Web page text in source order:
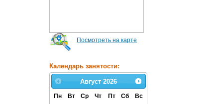
Посмотреть на карте
Календарь занятости:
Август 2026
Пн Вт Ср Чт Пт Сб
Вс